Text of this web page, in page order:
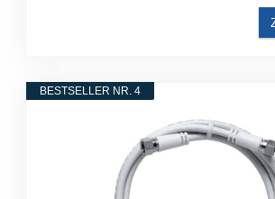
BESTSELLER NR. 4